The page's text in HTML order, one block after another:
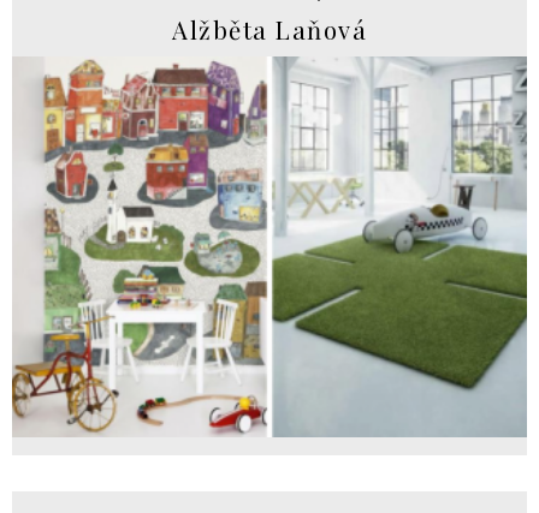
Alžběta Laňová